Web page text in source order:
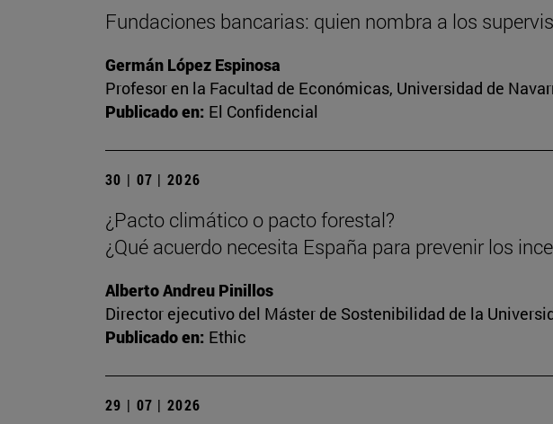
Fundaciones bancarias: quien nombra a los
Germán López Espinosa
Profesor en la Facultad de Económicas, Universidad de
Publicado en: El Confidencial
30 | 07 | 2026
¿Pacto climático o pacto forestal?
¿Qué acuerdo necesita España para prevenir los
Alberto Andreu Pinillos
Director ejecutivo del Máster de Sostenibilidad de la
Publicado en: Ethic
29 | 07 | 2026